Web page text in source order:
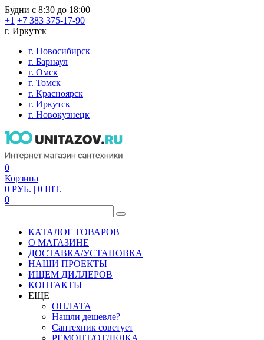
Будни с 8:30 до 18:00
+1 +7 383 375-17-90
г. Иркутск
г. Новосибирск
г. Барнаул
г. Омск
г. Томск
г. Красноярск
г. Иркутск
г. Новокузнецк
0
Корзина
0 РУБ. | 0 ШТ.
0
КАТАЛОГ ТОВАРОВ
О МАГАЗИНЕ
ДОСТАВКА/УСТАНОВКА
НАШИ ПРОЕКТЫ
ИЩЕМ ДИЛЛЕРОВ
КОНТАКТЫ
ЕЩЕ
ОПЛАТА
Нашли дешевле?
Сантехник советует
РЕМОНТ/ОТДЕЛКА